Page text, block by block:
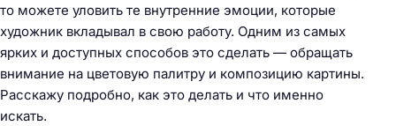
то можете уловить те внутренние эмоции, которые
художник вкладывал в свою работу. Одним из самых
ярких и доступных способов это сделать — обращать
внимание на цветовую палитру и композицию картины.
Расскажу подробно, как это делать и что именно
искать.